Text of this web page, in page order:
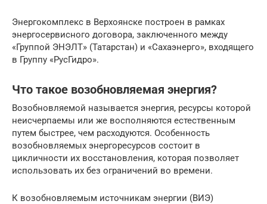
Энергокомплекс в Верхоянске построен в рамках
энергосервисного договора, заключенного между
«Группой ЭНЭЛТ» (Татарстан) и «Сахаэнерго», входящего
в Группу «РусГидро».
Что такое возобновляемая энергия?
Возобновляемой называется энергия, ресурсы которой
неисчерпаемы или же восполняются естественным
путем быстрее, чем расходуются. Особенность
возобновляемых энергоресурсов состоит в
цикличности их восстановления, которая позволяет
использовать их без ограничений во времени.
К возобновляемым источникам энергии (ВИЭ)